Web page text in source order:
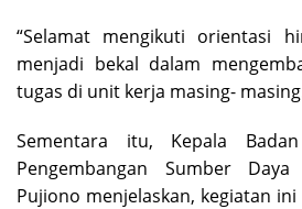
“Selamat mengikuti orientasi
menjadi bekal dalam
tugas di unit kerja masing-
Sementara itu, Kepala
Pengembangan Sumber Daya
Pujiono menjelaskan, kegiatan